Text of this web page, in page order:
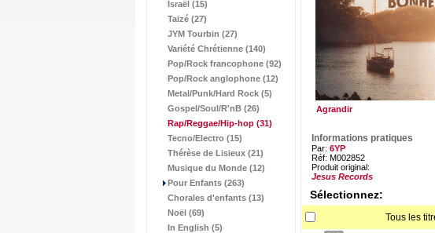
Israël (15)
Taizé (27)
JYM Tourbin (27)
Variété Chrétienne (140)
Pop/Rock francophone (92)
Pop/Rock anglophone (12)
Metal/Punk/Hard Rock (5)
Gospel/Soul/R'nB (26)
Rap/Reggae/Hip-hop (31)
Tecno/Electro (15)
Thérèse de Lisieux (21)
Musique du Monde (12)
Pour Enfants (263)
Chorales d'enfants (13)
Noël (69)
In English (5)
Agrandir
Informations pratiques
Par: 6YP
Réf: M002852
Produit original:
Jesus Records
Sélectionnez:
Tous les